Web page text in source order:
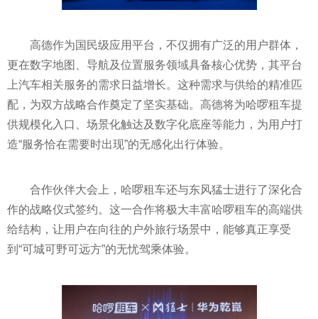
高德作为国民级应用平台，不仅拥有广泛的用户群体，
更在数字地图、导航及位置服务领域具备核心优势，其平台
上汽车相关服务的需求日益增长。这种需求与供给的精准匹
配，为双方战略合作奠定了坚实基础。高德将为哈啰租车提
供规模化入口、场景化触达及数字化底座等能力，为用户打
造“服务恰在需要时出现”的无感化出行体验。
合作伙伴大会上，哈啰租车还与东风猛士进行了深化合
作的战略仪式签约。这一合作将极大丰富哈啰租车的高端供
给结构，让用户在向往的户外旅行场景中，能够真正享受
到“可城可野可远方”的无忧驾乘体验。